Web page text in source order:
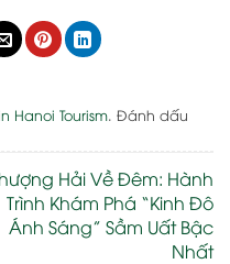
Hanoi Tourism. Đánh dấu
Hải Về Đêm: Hành
Trình Khám Phá “Kinh Đô
Ánh Sáng” Sầm Uất Bậc
Nhất